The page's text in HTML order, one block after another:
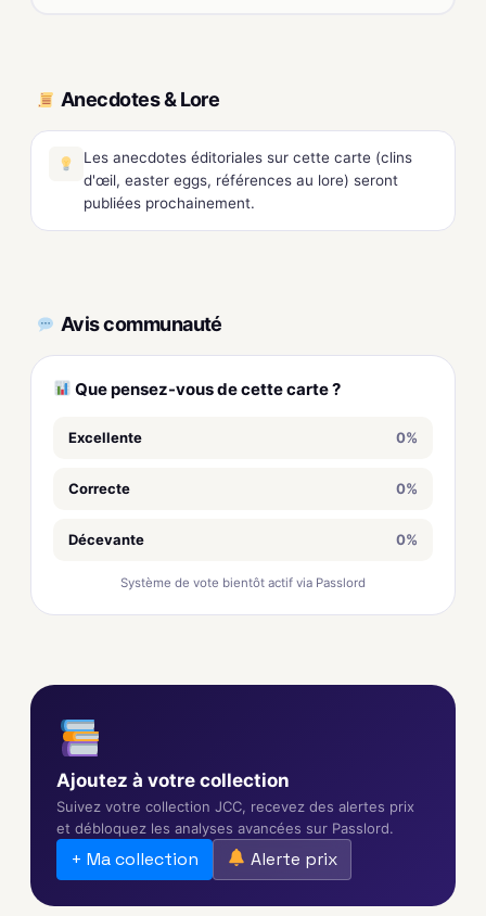
Anecdotes & Lore
Les anecdotes éditoriales sur cette carte (clins
d'œil, easter eggs, références au lore) seront
publiées prochainement.
Avis communauté
Que pensez-vous de cette carte ?
Excellente 0%
Correcte 0%
Décevante 0%
Système de vote bientôt actif via Passlord
Ajoutez à votre collection
Suivez votre collection JCC, recevez des alertes prix
et débloquez les analyses avancées sur Passlord.
+ Ma collection Alerte prix